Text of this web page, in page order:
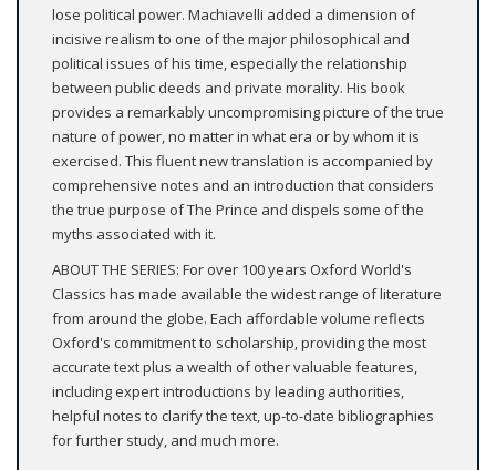
lose political power. Machiavelli added a dimension of
incisive realism to one of the major philosophical and
political issues of his time, especially the relationship
between public deeds and private morality. His book
provides a remarkably uncompromising picture of the true
nature of power, no matter in what era or by whom it is
exercised. This fluent new translation is accompanied by
comprehensive notes and an introduction that considers
the true purpose of The Prince and dispels some of the
myths associated with it.
ABOUT THE SERIES: For over 100 years Oxford World's
Classics has made available the widest range of literature
from around the globe. Each affordable volume reflects
Oxford's commitment to scholarship, providing the most
accurate text plus a wealth of other valuable features,
including expert introductions by leading authorities,
helpful notes to clarify the text, up-to-date bibliographies
for further study, and much more.